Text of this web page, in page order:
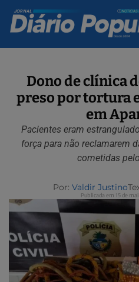
Dono de clínica
preso por tortura
em
Pacientes eram
força para não reclamarem
cometidas
Por: Valdir Justino
Publicada em 15 de